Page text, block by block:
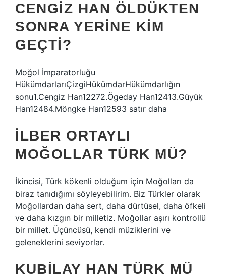
CENGIZ HAN ÖLDÜKTEN
SONRA YERINE KIM
GEÇTI?
Moğol İmparatorluğu
HükümdarlarıÇizgiHükümdarHükümdarlığın
sonu1.Cengiz Han12272.Ögeday Han12413.Güyük
Han12484.Möngke Han12593 satır daha
İLBER ORTAYLI
MOĞOLLAR TÜRK MÜ?
İkincisi, Türk kökenli olduğum için Moğolları da
biraz tanıdığımı söyleyebilirim. Biz Türkler olarak
Moğollardan daha sert, daha dürtüsel, daha öfkeli
ve daha kızgın bir milletiz. Moğollar aşırı kontrollü
bir millet. Üçüncüsü, kendi müziklerini ve
geleneklerini seviyorlar.
KUBILAY HAN TÜRK MÜ